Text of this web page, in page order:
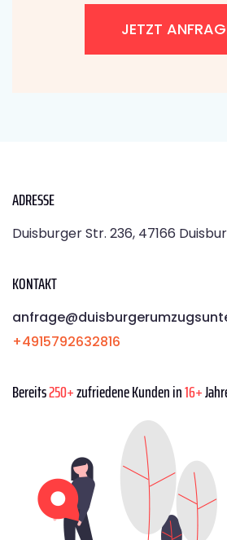
JETZT
ADRESSE
Duisburger Str. 236, 47166
KONTAKT
+4915792632816
Bereits250+zufriedene Kunden in16+